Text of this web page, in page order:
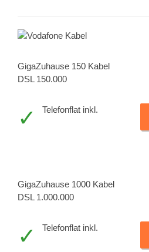
GigaZuhause 150 Kabel
DSL 150.000
Telefonflat inkl.
GigaZuhause 1000 Kabel
DSL 1.000.000
Telefonflat inkl.